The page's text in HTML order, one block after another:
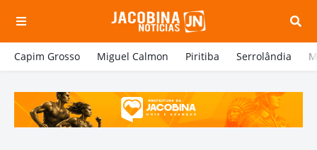
Capim Grosso Miguel Calmon Piritiba Serrolândia